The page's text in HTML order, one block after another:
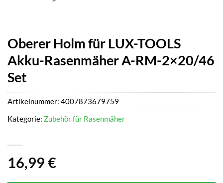
Oberer Holm für LUX-TOOLS
Akku-Rasenmäher A-RM-2×20/46
Set
16,99 €
Artikelnummer: 4007873679759
Kategorie: Zubehör für Rasenmäher